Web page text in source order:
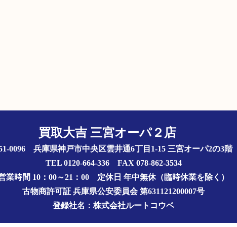
買取大吉 三宮オーパ２店
0096 兵庫県神戸市中央区雲井通6丁目1-15 三宮オーパ2の3階
TEL 0120-664-336 FAX 078-862-3534
業時間 10：00～21：00 定休日 年中無休（臨時休業を除く）
古物商許可証 兵庫県公安委員会 第631121200007号
登録社名：株式会社ルートコウベ